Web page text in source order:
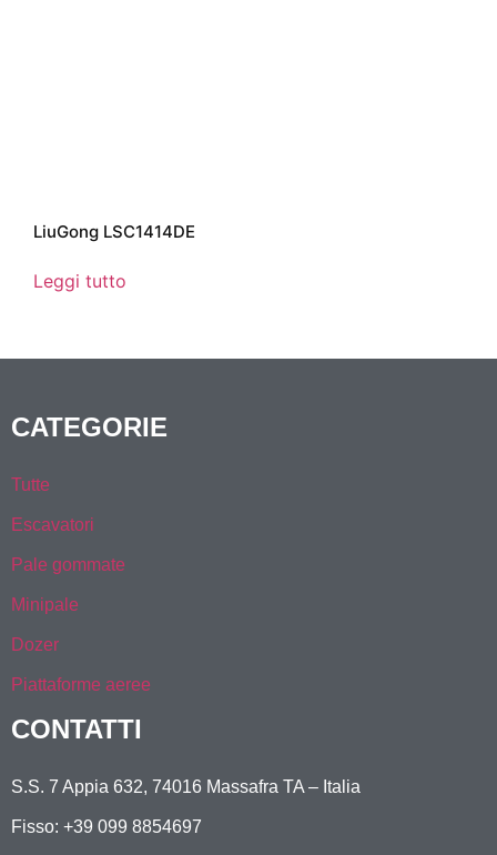
LiuGong LSC1414DE
Leggi tutto
CATEGORIE
Tutte
Escavatori
Pale gommate
Minipale
Dozer
Piattaforme aeree
CONTATTI
S.S. 7 Appia 632, 74016 Massafra TA – Italia
Fisso: +39 099 8854697